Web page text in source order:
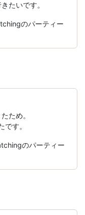
たいです。
のパーティー
ため。
す。
のパーティー